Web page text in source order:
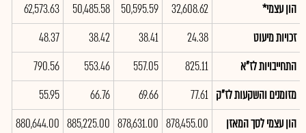
הון עצמי*
32,608.62
50,595.59
50,485.58
62,573.63
זכויות מיעוט
24.38
38.41
38.42
48.37
התחייבויות לז"א
825.11
557.05
553.46
790.56
מזומנים והשקעות לז"ק 77.61
69.66
66.76
55.95
הון עצמי לסך המאזן
878,455.00
878,631.00
885,225.00
880,644.00